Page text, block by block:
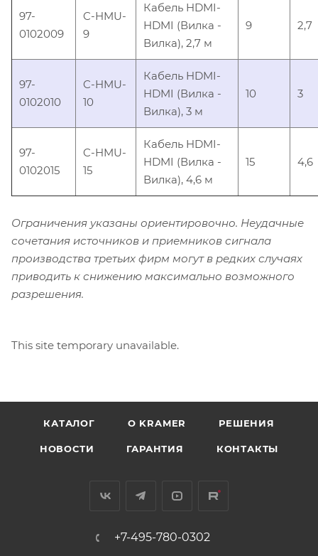
97-
0102009
C-HMU-
9
Кабель HDMI-
HDMI (Вилка -
Вилка), 2,7 м
9 2,7
97-
0102010
C-HMU-
10
Кабель HDMI-
HDMI (Вилка -
Вилка), 3 м
10 3
97-
0102015
C-HMU-
15
Кабель HDMI-
HDMI (Вилка -
Вилка), 4,6 м
15 4,6
Ограничения указаны ориентировочно. Неудачные
сочетания источников и приемников сигнала
производства третьих фирм могут в редких случаях
приводить к снижению максимально возможного
разрешения.
This site temporary unavailable.
КАТАЛОГ O KRAMER РЕШЕНИЯ
НОВОСТИ ГАРАНТИЯ КОНТАКТЫ
+7-495-780-0302